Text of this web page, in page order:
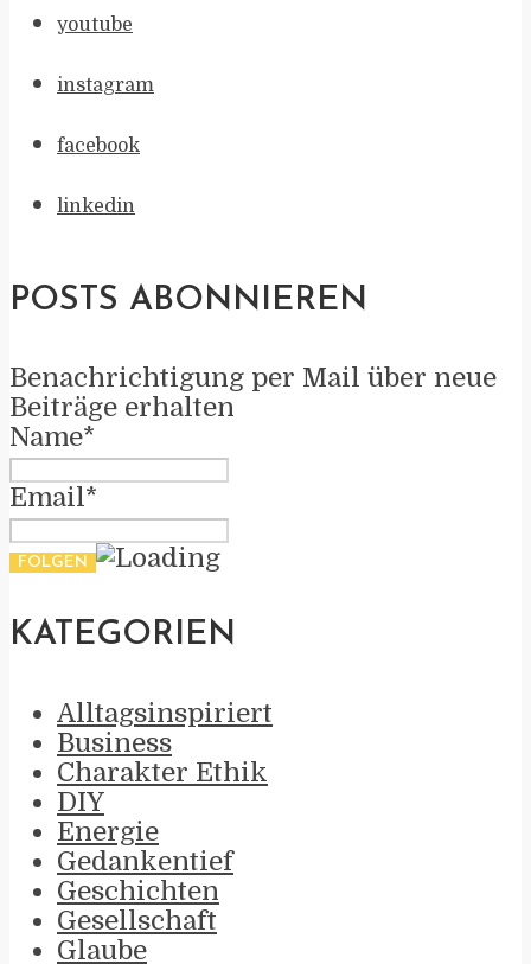
youtube
instagram
facebook
linkedin
POSTS ABONNIEREN
Benachrichtigung per Mail über neue
Beiträge erhalten
Name*
Email*
KATEGORIEN
Alltagsinspiriert
Business
Charakter Ethik
DIY
Energie
Gedankentief
Geschichten
Gesellschaft
Glaube